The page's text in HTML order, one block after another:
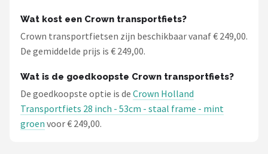
Wat kost een Crown transportfiets?
Crown transportfietsen zijn beschikbaar vanaf € 249,00.
De gemiddelde prijs is € 249,00.
Wat is de goedkoopste Crown transportfiets?
De goedkoopste optie is de Crown Holland
Transportfiets 28 inch - 53cm - staal frame - mint
groen voor € 249,00.